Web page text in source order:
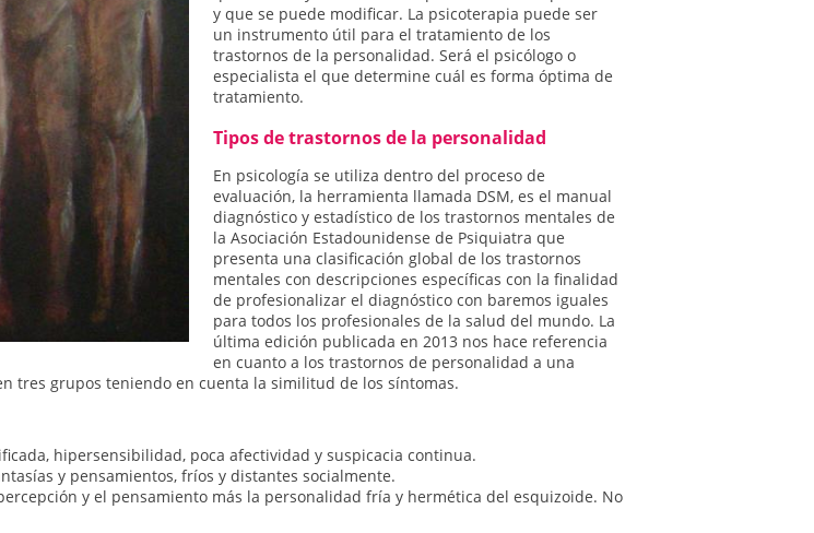
y que se puede modificar. La psicoterapia puede ser
un instrumento útil para el tratamiento de los
trastornos de la personalidad. Será el psicólogo o
especialista el que determine cuál es forma óptima de
tratamiento.
Tipos de trastornos de la personalidad
En psicología se utiliza dentro del proceso de
evaluación, la herramienta llamada DSM, es el manual
diagnóstico y estadístico de los trastornos mentales de
la Asociación Estadounidense de Psiquiatra que
presenta una clasificación global de los trastornos
mentales con descripciones específicas con la finalidad
de profesionalizar el diagnóstico con baremos iguales
para todos los profesionales de la salud del mundo. La
última edición publicada en 2013 nos hace referencia
en cuanto a los trastornos de personalidad a una
tres grupos teniendo en cuenta la similitud de los síntomas.
hipersensibilidad, poca afectividad y suspicacia continua.
y pensamientos, fríos y distantes socialmente.
y el pensamiento más la personalidad fría y hermética del esquizoide. No